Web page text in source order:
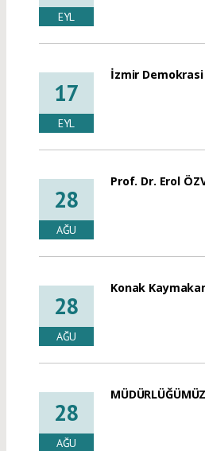
EYL
17
EYL
İzmir
28
AĞU
Prof. Dr. Erol
28
AĞU
Konak
28
AĞU